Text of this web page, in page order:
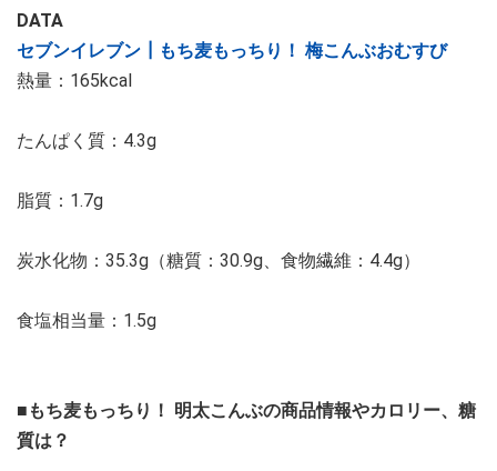
DATA
セブンイレブン┃もち麦もっちり！ 梅こんぶおむすび
熱量：165kcal
たんぱく質：4.3g
脂質：1.7g
炭水化物：35.3g（糖質：30.9g、食物繊維：4.4g）
食塩相当量：1.5g
■もち麦もっちり！ 明太こんぶの商品情報やカロリー、糖
質は？